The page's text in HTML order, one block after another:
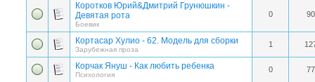
Коротков Юрий&Дмитрий Грунюшкин -
Девятая рота
Боевик
0
Кортасар Хулио - 62. Модель для сборки
Зарубежная проза
1
Корчак Януш - Как любить ребенка
Психология
0